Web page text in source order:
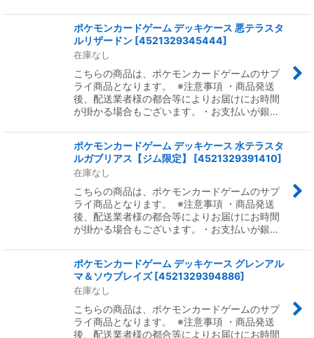
ポケモンカードゲーム デッキケース 悪テラスタ
ルリザードン [4521329345444]
在庫なし
こちらの商品は、ポケモンカードゲームのサプ
ライ商品となります。 ※注意事項 ・商品発送
後、配送業者様の都合等によりお届けにお時間
が掛かる場合もございます。・お支払いが銀…
ポケモンカードゲーム デッキケース 水テラスタ
ルガブリアス【ジム限定】
[4521329391410]
在庫なし
こちらの商品は、ポケモンカードゲームのサプ
ライ商品となります。 ※注意事項 ・商品発送
後、配送業者様の都合等によりお届けにお時間
が掛かる場合もございます。・お支払いが銀…
ポケモンカードゲーム デッキケース グレンアル
マ＆ソウブレイズ [4521329394886]
在庫なし
こちらの商品は、ポケモンカードゲームのサプ
ライ商品となります。 ※注意事項 ・商品発送
後、配送業者様の都合等によりお届けにお時間